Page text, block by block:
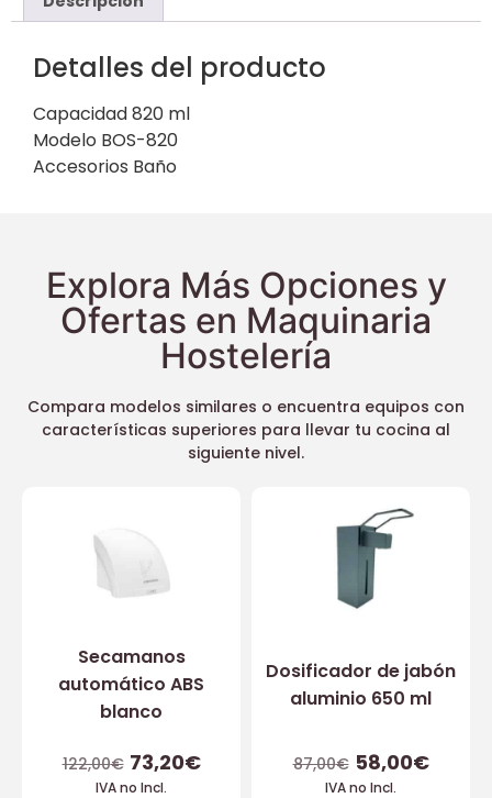
Detalles del producto
Capacidad 820 ml
Modelo BOS-820
Accesorios Baño
Explora Más Opciones y
Ofertas en Maquinaria
Hostelería
Compara modelos similares o encuentra equipos con
características superiores para llevar tu cocina al
siguiente nivel.
Secamanos
automático ABS
blanco
122,00€ 73,20€
IVA no Incl.
Dosificador de jabón
aluminio 650 ml
87,00€ 58,00€
IVA no Incl.